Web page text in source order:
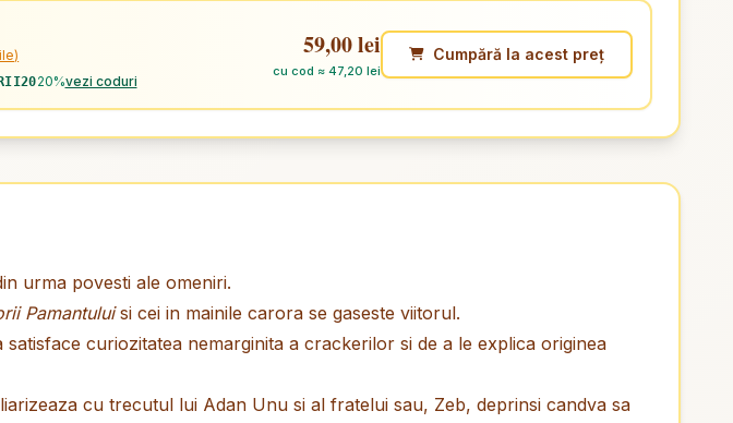
20%vezi coduri
59,00 lei
cu cod ≈ 47,20 lei
Cumpără la acest preț
urma povesti ale omeniri.
Pamantuluisi cei in mainile carora se gaseste viitorul.
satisface curiozitatea nemarginita a crackerilor si de a le explica originea
cu trecutul lui Adan Unu si al fratelui sau, Zeb, deprinsi candva sa